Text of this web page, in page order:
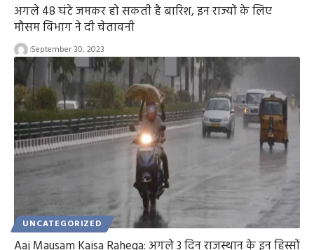
अगले 48 घंटे जमकर हो सकती है बारिश, इन राज्यों के लिए
मौसम विभाग ने दी चेतावनी
September 30, 2023
UNCATEGORIZED